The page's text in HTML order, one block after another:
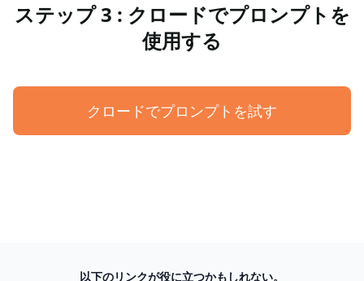
ステップ 3 : クロードでプロンプトを
使用する
クロードでプロンプトを試す
以下のリンクが役に立つかもしれない。